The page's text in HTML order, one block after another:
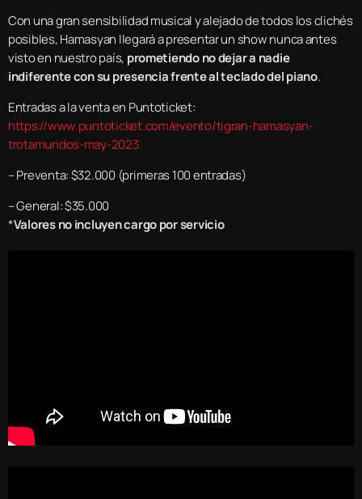
Con una gran sensibilidad musical y alejado de todos los clichés
posibles, Hamasyan llegará a presentar un show nunca antes
visto en nuestro país, prometiendo no dejar a nadie
indiferente con su presencia frente al teclado del piano.
Entradas a la venta en Puntoticket:
https://www.puntoticket.com/evento/tigran-hamasyan-
trotamundos-may-2023
– Preventa: $32.000 (primeras 100 entradas)
– General: $35.000
*Valores no incluyen cargo por servicio